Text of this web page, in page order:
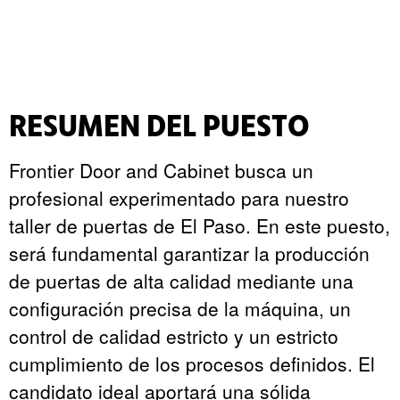
RESUMEN DEL PUESTO
Frontier Door and Cabinet busca un
profesional experimentado para nuestro
taller de puertas de El Paso. En este puesto,
será fundamental garantizar la producción
de puertas de alta calidad mediante una
configuración precisa de la máquina, un
control de calidad estricto y un estricto
cumplimiento de los procesos definidos. El
candidato ideal aportará una sólida